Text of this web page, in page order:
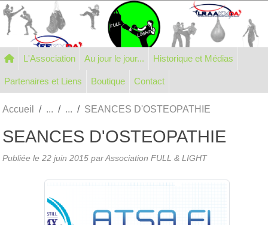
L'Association Au jour le jour... Historique et Médias
Partenaires et Liens Boutique Contact
Accueil SEANCES D'OSTEOPATHIE
SEANCES D'OSTEOPATHIE
Publiée le 22 juin 2015 par Association FULL & LIGHT
Panneau de gestion des cookies